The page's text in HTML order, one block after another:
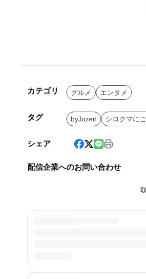
カテゴリ グルメ エンタメ
タグ byJozen シロクマに
シェア
配信企業へのお問い合わせ